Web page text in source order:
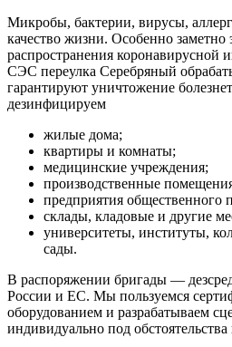
Микробы, бактерии, вирусы,
качество жизни. Особенно заметно
распространения коронавирусной
СЭС переулка Серебряный
гарантируют уничтожение
дезинфицируем
жилые дома;
квартиры и комнаты;
медицинские учреждения;
производственные
предприятия общественного
склады, кладовые и другие
университеты, институты,
сады.
В распоряжении бригады —
России и ЕС. Мы пользуемся
оборудованием и разрабатываем
индивидуально под обстоятельства